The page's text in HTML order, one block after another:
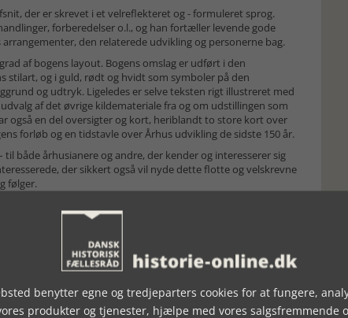
der er skrevet i et velreflekteret og - formuleret sprog.
forberedelser o.l., og han fortæller levende gode
den relaterede udvikling og personerne bag.
af bogens layout. Bogens omslag er udført i den
stilart, og i guld, rødt og hvidt som symboler på den
og udtryk. Ligeledes er selve teksten rigt illustreret med
af det øvrige kildemateriale fra og om udstillingen som
også en del oversigter og kort, heriblandt to store kort over
forløb og en tidstavle over Århus udvikling de sidste 150 år.
både århusianere og andre, der kender og interesserer sig
der sikkert også vil nyde dette flotte og velskrevne
følger.
benytter egne og tredjeparters cookies for at fungere,
produkter og tjenester, hjælpe med vores salgsfremmende